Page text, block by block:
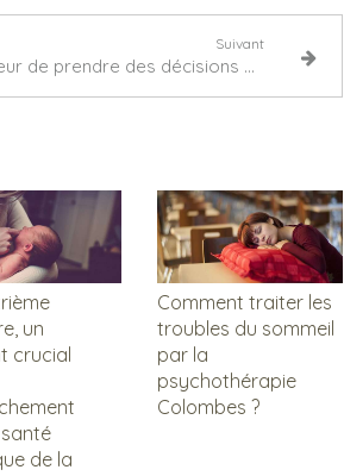
Suivant
La peur de prendre des décisions ou décidophobie Bois-Colombes
un
crucial
de la
Comment traiter les
troubles du sommeil
par la
psychothérapie
Colombes ?